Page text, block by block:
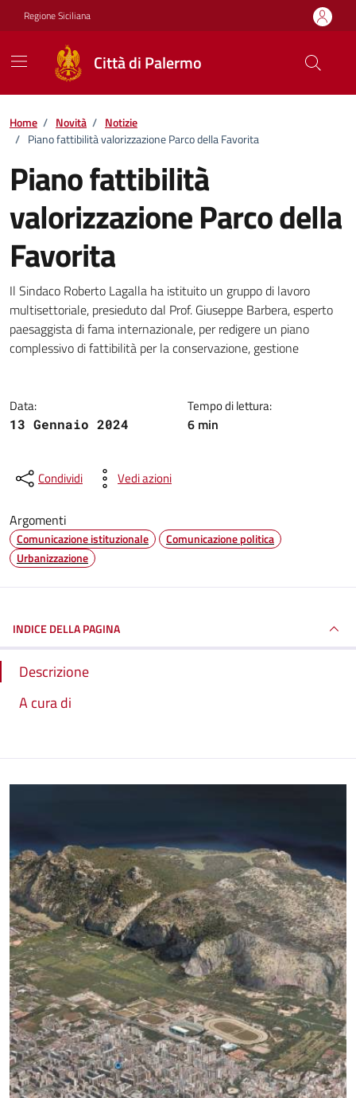
Vai ai contenuti
Vai al footer
Regione Siciliana
Città di Palermo
Home / Novità / Notizie
/ Piano fattibilità valorizzazione Parco della Favorita
Piano fattibilità
valorizzazione Parco della
Favorita
Dettagli della notizia
Il Sindaco Roberto Lagalla ha istituito un gruppo di lavoro
multisettoriale, presieduto dal Prof. Giuseppe Barbera, esperto
paesaggista di fama internazionale, per redigere un piano
complessivo di fattibilità per la conservazione, gestione
Data:
13 Gennaio 2024
Tempo di lettura:
6 min
Condividi Vedi azioni
Argomenti
Comunicazione istituzionale
Comunicazione politica
Urbanizzazione
INDICE DELLA PAGINA
Descrizione
A cura di